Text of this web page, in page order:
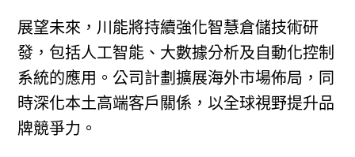
展望未來，川能將持續強化智慧倉儲技術研
發，包括人工智能、大數據分析及自動化控制
系統的應用。公司計劃擴展海外市場佈局，同
時深化本土高端客戶關係，以全球視野提升品
牌競爭力。